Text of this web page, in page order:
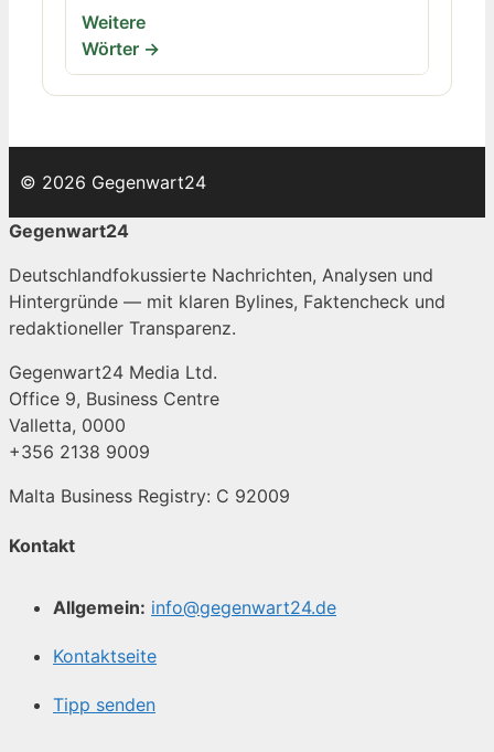
Weitere
Wörter →
© 2026 Gegenwart24
Gegenwart24
Deutschlandfokussierte Nachrichten, Analysen und
Hintergründe — mit klaren Bylines, Faktencheck und
redaktioneller Transparenz.
Gegenwart24 Media Ltd.
Office 9, Business Centre
Valletta, 0000
+356 2138 9009
Malta Business Registry: C 92009
Kontakt
Allgemein: info@gegenwart24.de
Kontaktseite
Tipp senden